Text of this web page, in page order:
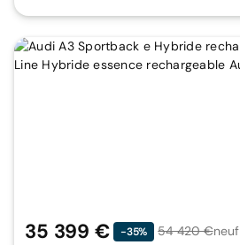
35 399 € -35% 54 420 €neuf